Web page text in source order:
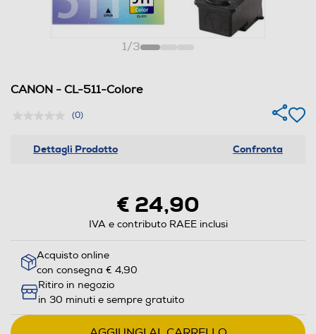
1/3
CANON - CL-511-Colore
(0)
Dettagli Prodotto Confronta
€ 24,90
IVA e contributo RAEE inclusi
Acquisto online
con consegna € 4,90
Ritiro in negozio
in 30 minuti e sempre gratuito